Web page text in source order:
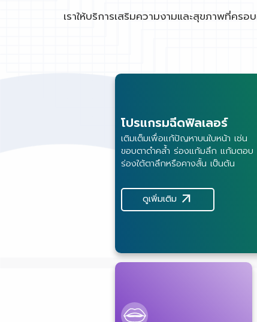
เราให้บริการเสริมความงามและสุขภาพที่
โปรแกรมฉีดฟิลเลอร์
เติมเต็มเพื่อแก้ปัญหาบนใบหน้า เช่น
ขอบตาดำคล้ำ ร่องแก้มลึก แก้มตอบ
ร่องใต้ตาลึกหรือคางสั้น เป็นต้น
ดูเพิ่มเติม arrow_outward